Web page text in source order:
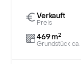
Preis
Verkauft
Grundstück ca.
469m2